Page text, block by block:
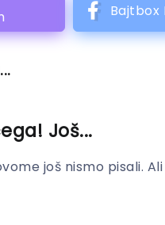
Bajtbox
Još...
još nismo pisali.